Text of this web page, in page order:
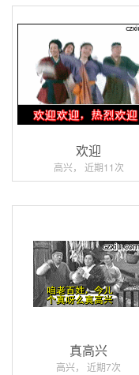
欢迎
高兴， 近期11次
真高兴
高兴， 近期7次